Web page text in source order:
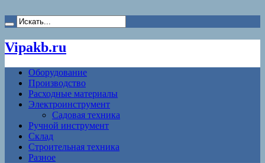
Vipakb.ru
Оборудование
Производство
Расходные материалы
Электроинструмент
Садовая техника
Ручной инструмент
Склад
Строительная техника
Разное